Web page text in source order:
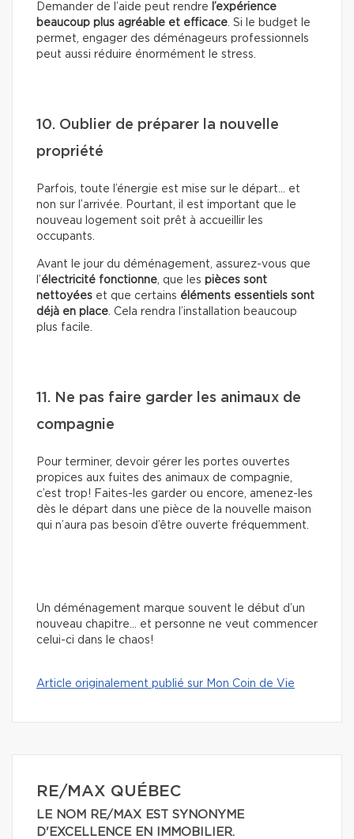
Demander de l’aide peut rendre l’expérience
beaucoup plus agréable et efficace. Si le budget le
permet, engager des déménageurs professionnels
peut aussi réduire énormément le stress.
10. Oublier de préparer la nouvelle
propriété
Parfois, toute l’énergie est mise sur le départ… et
non sur l’arrivée. Pourtant, il est important que le
nouveau logement soit prêt à accueillir les
occupants.
Avant le jour du déménagement, assurez-vous que
l’électricité fonctionne, que les pièces sont
nettoyées et que certains éléments essentiels sont
déjà en place. Cela rendra l’installation beaucoup
plus facile.
11. Ne pas faire garder les animaux de
compagnie
Pour terminer, devoir gérer les portes ouvertes
propices aux fuites des animaux de compagnie,
c’est trop! Faites-les garder ou encore, amenez-les
dès le départ dans une pièce de la nouvelle maison
qui n’aura pas besoin d’être ouverte fréquemment.
Un déménagement marque souvent le début d’un
nouveau chapitre… et personne ne veut commencer
celui-ci dans le chaos!
Article originalement publié sur Mon Coin de Vie
RE/MAX QUÉBEC
LE NOM RE/MAX EST SYNONYME
D'EXCELLENCE EN IMMOBILIER.